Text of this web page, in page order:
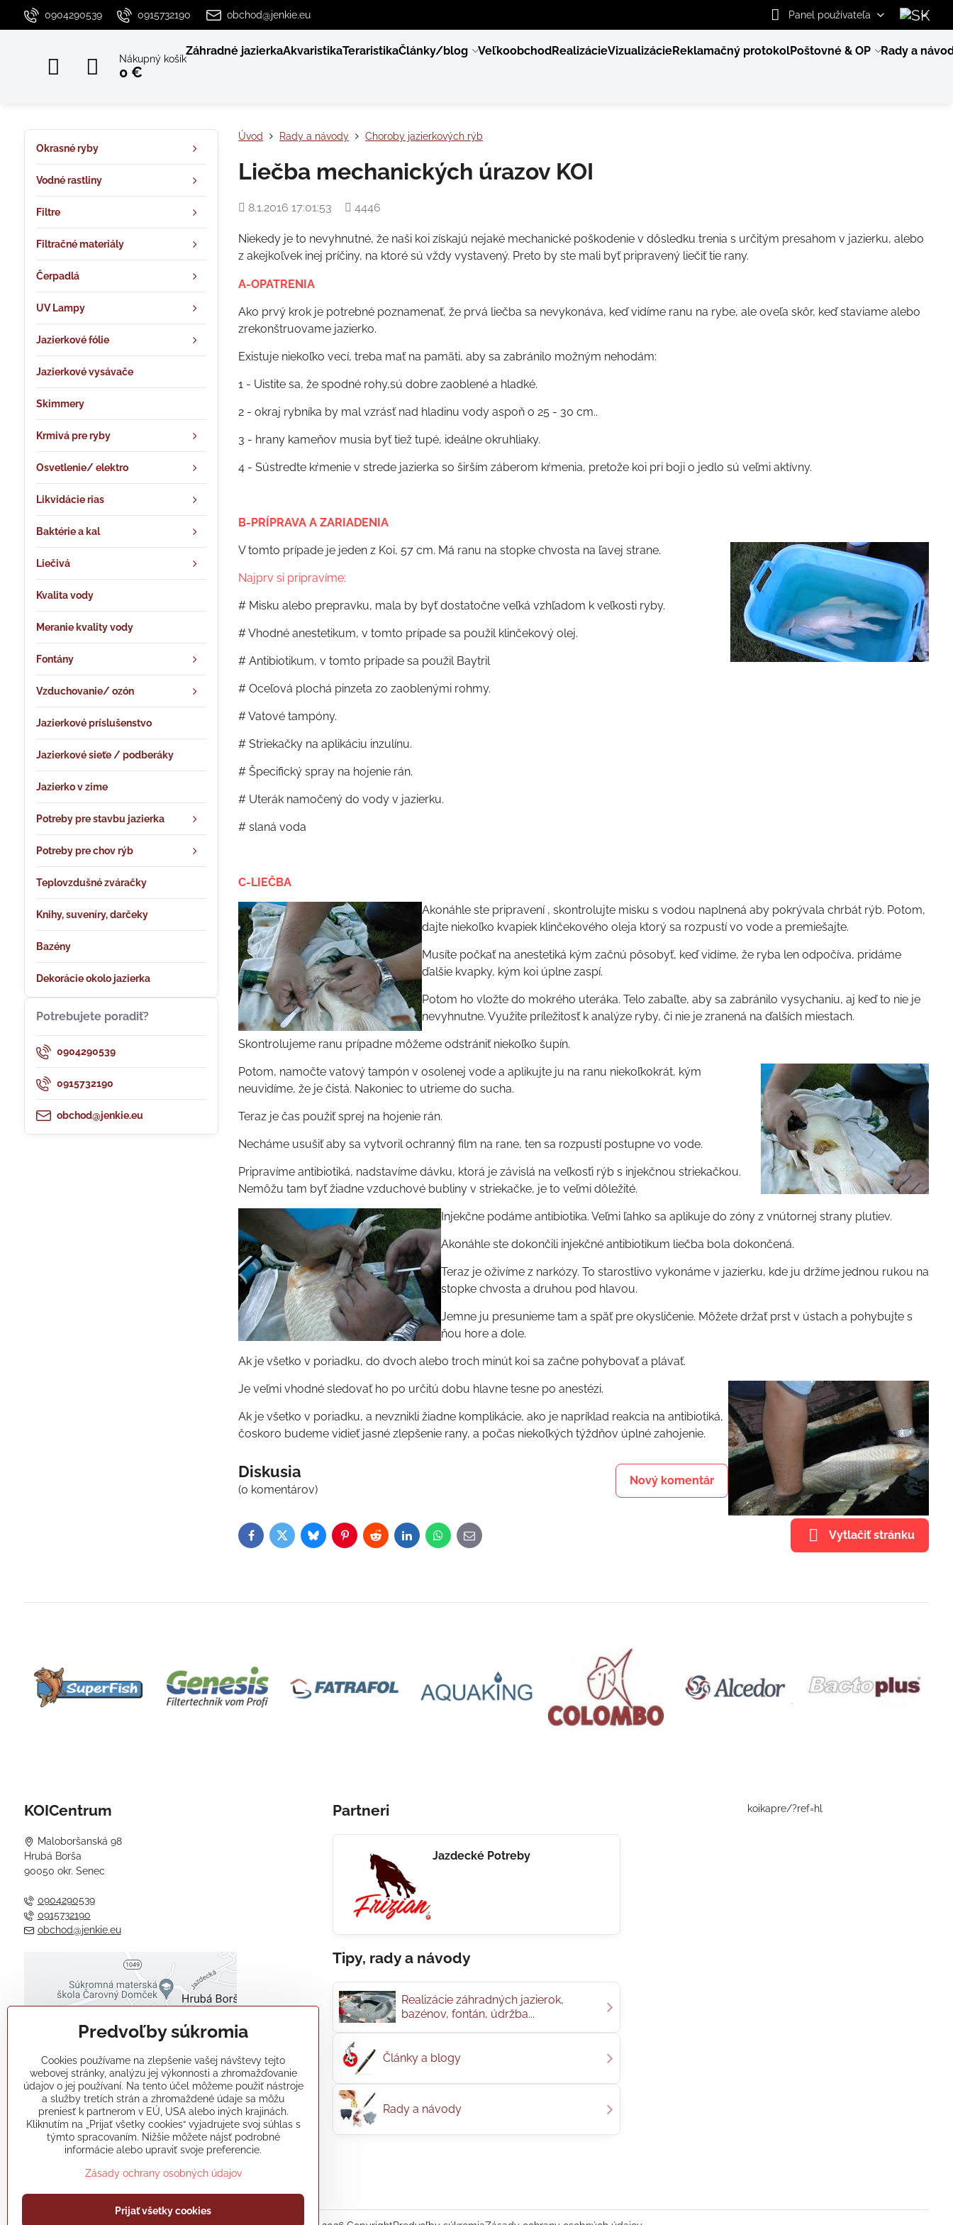
0904290539 0915732190 obchod@jenkie.eu Panel používateľa
Nákupný košík
0 €
Záhradné jazierkaAkvaristikaTeraristikaČlánky/blog VeľkoobchodRealizácieVizualizácieReklamačný protokolPoštovné & OP Rady a
Úvod Rady a návody Choroby jazierkových rýb
Liečba mechanických úrazov KOI
Pridané
8.1.2016 17:01:53
Počet
4446
Niekedy je to nevyhnutné, že naši koi získajú nejaké mechanické poškodenie v dôsledku trenia s určitým presahom v jazierku, alebo
z akejkoľvek inej príčiny, na ktoré sú vždy vystavený. Preto by ste mali byť pripravený liečiť tie rany.
A-OPATRENIA
Ako prvý krok je potrebné poznamenať, že prvá liečba sa nevykonáva, keď vidíme ranu na rybe, ale oveľa skôr, keď staviame alebo
zrekonštruovame jazierko.
Existuje niekoľko vecí, treba mať na pamäti, aby sa zabránilo možným nehodám:
1 - Uistite sa, že spodné rohy,sú dobre zaoblené a hladké.
2 - okraj rybníka by mal vzrásť nad hladinu vody aspoň o 25 - 30 cm..
3 - hrany kameňov musia byť tiež tupé, ideálne okruhliaky.
4 - Sústredte kŕmenie v strede jazierka so širším záberom kŕmenia, pretože koi pri boji o jedlo sú veľmi aktívny.
B-PRÍPRAVA A ZARIADENIA
V tomto prípade je jeden z Koi, 57 cm. Má ranu na stopke chvosta na ľavej strane.
Najprv si pripravíme:
# Misku alebo prepravku, mala by byť dostatočne veľká vzhľadom k veľkosti ryby.
# Vhodné anestetikum, v tomto prípade sa použil klinčekový olej.
# Antibiotikum, v tomto prípade sa použil Baytril
# Oceľová plochá pinzeta zo zaoblenými rohmy.
# Vatové tampóny.
# Striekačky na aplikáciu inzulínu.
# Špecifický spray na hojenie rán.
# Uterák namočený do vody v jazierku.
# slaná voda
C-LIEČBA
Akonáhle ste pripravení , skontrolujte misku s vodou naplnená aby pokrývala chrbát rýb. Potom,
dajte niekoľko kvapiek klinčekového oleja ktorý sa rozpustí vo vode a premiešajte.
Musíte počkať na anestetiká kým začnú pôsobyť, keď vidíme, že ryba len odpočíva, pridáme
ďalšie kvapky, kým koi úplne zaspí.
Potom ho vložte do mokrého uteráka. Telo zabaľte, aby sa zabránilo vysychaniu, aj keď to nie je
nevyhnutne. Využite príležitosť k analýze ryby, či nie je zranená na ďalších miestach.
Skontrolujeme ranu prípadne môžeme odstrániť niekoľko šupín.
Potom, namočte vatový tampón v osolenej vode a aplikujte ju na ranu niekoľkokrát, kým
neuvidíme, že je čistá. Nakoniec to utrieme do sucha.
Teraz je čas použiť sprej na hojenie rán.
Necháme usušiť aby sa vytvoril ochranný film na rane, ten sa rozpustí postupne vo vode.
Pripravíme antibiotiká, nadstavíme dávku, ktorá je závislá na veľkosťi rýb s injekčnou striekačkou.
Nemôžu tam byť žiadne vzduchové bubliny v striekačke, je to veľmi dôležité.
Injekčne podáme antibiotika. Veľmi ľahko sa aplikuje do zóny z vnútornej strany plutiev.
Akonáhle ste dokončili injekčné antibiotikum liečba bola dokončená.
Teraz je oživíme z narkózy. To starostlivo vykonáme v jazierku, kde ju držíme jednou rukou na
stopke chvosta a druhou pod hlavou.
Jemne ju presunieme tam a späť pre okysličenie. Môžete držať prst v ústach a pohybujte s
ňou hore a dole.
Ak je všetko v poriadku, do dvoch alebo troch minút koi sa začne pohybovať a plávať.
Je veľmi vhodné sledovať ho po určitú dobu hlavne tesne po anestézi.
Ak je všetko v poriadku, a nevznikli žiadne komplikácie, ako je napríklad reakcia na antibiotiká,
čoskoro budeme vidieť jasné zlepšenie rany, a počas niekoľkých týždňov úplné zahojenie.
Diskusia
(0 komentárov)
Nový komentár
Facebook
TwitterBlueskyPinterestRedditLinkedInWhatsApp
E-
mail
Vytlačiť stránku
Okrasné ryby
Vodné rastliny
Filtre
Filtračné materiály
Čerpadlá
UV Lampy
Jazierkové fólie
Jazierkové vysávače
Skimmery
Krmivá pre ryby
Osvetlenie/ elektro
Likvidácie rias
Baktérie a kal
Liečivá
Kvalita vody
Meranie kvality vody
Fontány
Vzduchovanie/ ozón
Jazierkové príslušenstvo
Jazierkové sieťe / podberáky
Jazierko v zime
Potreby pre stavbu jazierka
Potreby pre chov rýb
Teplovzdušné zváračky
Knihy, suveníry, darčeky
Bazény
Dekorácie okolo jazierka
Potrebujete poradiť?
0904290539
0915732190
obchod@jenkie.eu
KOICentrum
Maloboršanská 98
Hrubá Borša
90050 okr. Senec
0904290539
0915732190
obchod@jenkie.eu
Externý obsah je blokovaný
Prajete si načítať externý obsah?
Povoliť tentokrát
Povoliť a zapamätať - súhlas s
druhom cookie: Funkčné
Otvoriť obsah v novom okne
Partneri
Jazdecké Potreby
Tipy, rady a návody
Realizácie záhradných jazierok,
bazénov, fontán, údržba...
Články a blogy
Rady a návody
koikapre/?ref=hl
Predvoľby súkromia
Cookies používame na zlepšenie vašej návštevy tejto
webovej stránky, analýzu jej výkonnosti a zhromažďovanie
údajov o jej používaní. Na tento účel môžeme použiť nástroje
a služby tretích strán a zhromaždené údaje sa môžu
preniesť k partnerom v EÚ, USA alebo iných krajinách.
Kliknutím na „Prijať všetky cookies“ vyjadrujete svoj súhlas s
týmto spracovaním. Nižšie môžete nájsť podrobné
informácie alebo upraviť svoje preferencie.
Zásady ochrany osobných údajov
Prijať všetky cookies